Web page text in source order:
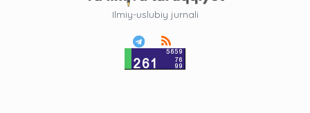
Ilmiy-uslubiy jurnali